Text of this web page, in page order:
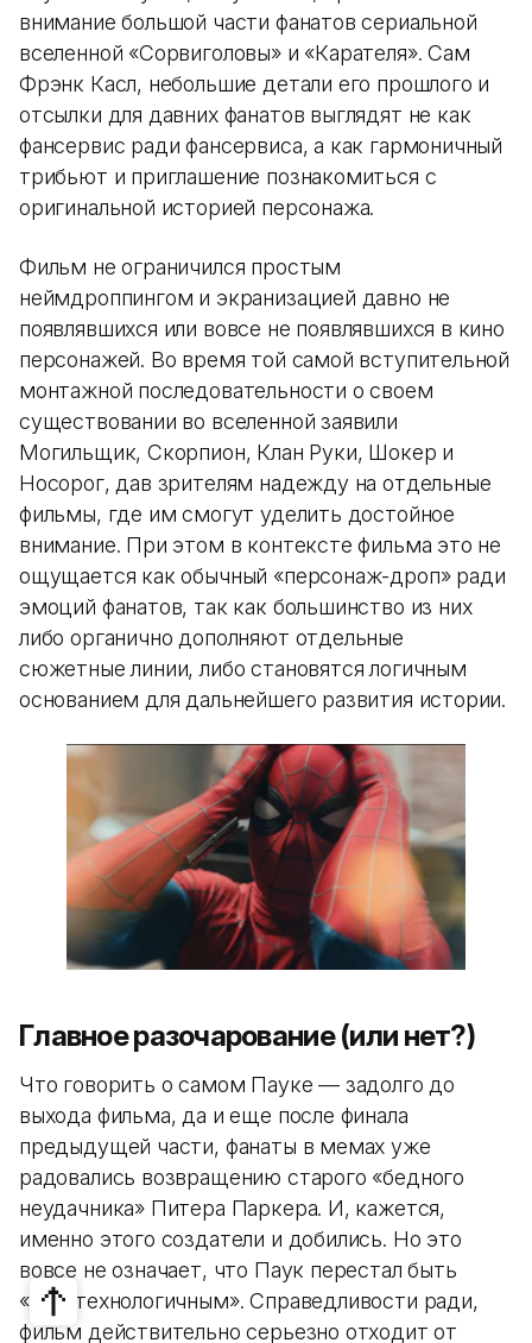
внимание большой части фанатов сериальной
вселенной «Сорвиголовы» и «Карателя». Сам
Фрэнк Касл, небольшие детали его прошлого и
отсылки для давних фанатов выглядят не как
фансервис ради фансервиса, а как гармоничный
трибьют и приглашение познакомиться с
оригинальной историей персонажа.
Фильм не ограничился простым
неймдроппингом и экранизацией давно не
появлявшихся или вовсе не появлявшихся в кино
персонажей. Во время той самой вступительной
монтажной последовательности о своем
существовании во вселенной заявили
Могильщик, Скорпион, Клан Руки, Шокер и
Носорог, дав зрителям надежду на отдельные
фильмы, где им смогут уделить достойное
внимание. При этом в контексте фильма это не
ощущается как обычный «персонаж-дроп» ради
эмоций фанатов, так как большинство из них
либо органично дополняют отдельные
сюжетные линии, либо становятся логичным
основанием для дальнейшего развития истории.
Главное разочарование (или нет?)
Что говорить о самом Пауке — задолго до
выхода фильма, да и еще после финала
предыдущей части, фанаты в мемах уже
радовались возвращению старого «бедного
неудачника» Питера Паркера. И, кажется,
именно этого создатели и добились. Но это
вовсе не означает, что Паук перестал быть
«нанотехнологичным». Справедливости ради,
фильм действительно серьезно отходит от